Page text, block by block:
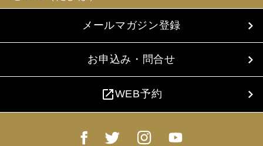
メールマガジン登録
お申込み・問合せ
open_in_newWEB予約